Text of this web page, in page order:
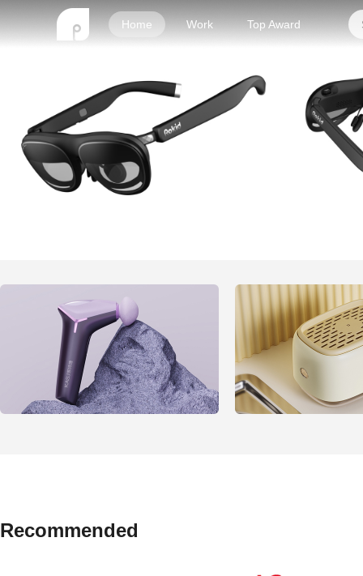
Home Work Top Award
Recommended